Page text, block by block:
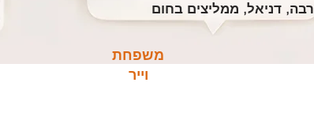
משפחת
וייר
רבה, דניאל, ממליצים בחום